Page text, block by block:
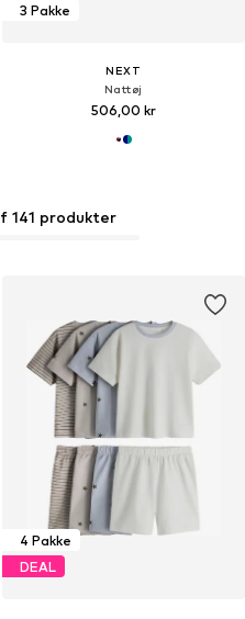
3 Pakke
NEXT
Nattøj
506,00 kr
141 produkter
4 Pakke
DEAL